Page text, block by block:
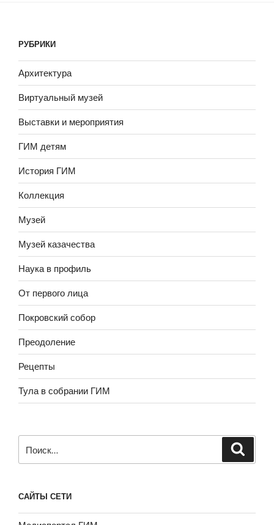
РУБРИКИ
Архитектура
Виртуальный музей
Выставки и мероприятия
ГИМ детям
История ГИМ
Коллекция
Музей
Музей казачества
Наука в профиль
От первого лица
Покровский собор
Преодоление
Рецепты
Тула в собрании ГИМ
САЙТЫ СЕТИ